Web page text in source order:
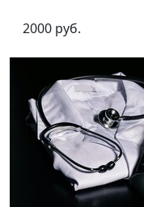
2000 руб.